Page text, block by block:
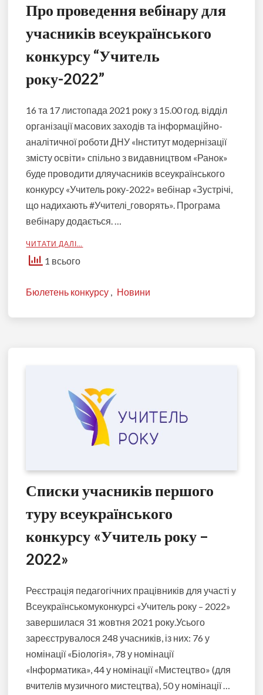
Про проведення вебінару для
учасників всеукраїнського
конкурсу “Учитель
року-2022”
16 та 17 листопада 2021 року з 15.00 год. відділ
організації масових заходів та інформаційно-
аналітичної роботи ДНУ «Інститут модернізації
змісту освіти» спільно з видавництвом «Ранок»
буде проводити дляучасників всеукраїнського
конкурсу «Учитель року-2022» вебінар «Зустрічі,
що надихають #Учителі_говорять». Програма
вебінару додається. …
ЧИТАТИ ДАЛІ…
1 всього
Бюлетень конкурсу , Новини
Списки учасників першого
туру всеукраїнського
конкурсу «Учитель року –
2022»
Реєстрація педагогічних працівників для участі у
Всеукраїнськомуконкурсі «Учитель року – 2022»
завершилася 31 жовтня 2021 року.Усього
зареєструвалося 248 учасників, із них: 76 у
номінації «Біологія», 78 у номінації
«Інформатика», 44 у номінації «Мистецтво» (для
вчителів музичного мистецтва), 50 у номінації …